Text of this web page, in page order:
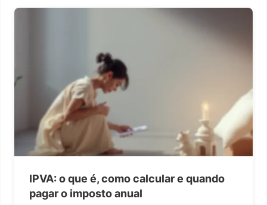
IPVA: o que é, como calcular e quando
pagar o imposto anual